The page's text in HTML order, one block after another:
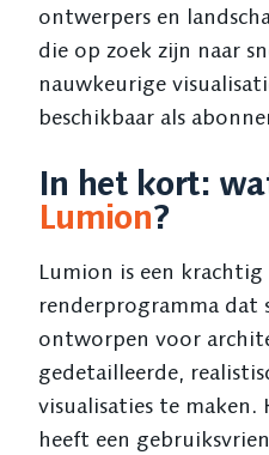
ontwerpers en
die op zoek zijn naar
nauwkeurige
beschikbaar als
In het kort:
Lumion?
Lumion is een krachtig
renderprogramma dat
ontworpen voor
gedetailleerde,
visualisaties te
heeft een